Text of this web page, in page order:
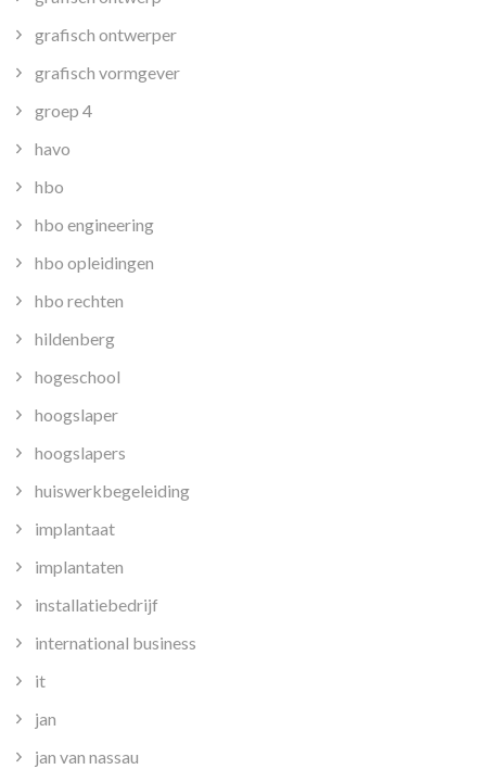
grafisch ontwerper
grafisch vormgever
groep 4
havo
hbo
hbo engineering
hbo opleidingen
hbo rechten
hildenberg
hogeschool
hoogslaper
hoogslapers
huiswerkbegeleiding
implantaat
implantaten
installatiebedrijf
international business
it
jan
jan van nassau